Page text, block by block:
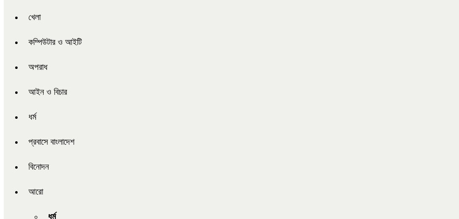
খেলা
কম্পিউটার ও আইটি
অপরাধ
আইন ও বিচার
ধর্ম
প্রবাসে বাংলাদেশ
বিনোদন
আরো
ধর্ম